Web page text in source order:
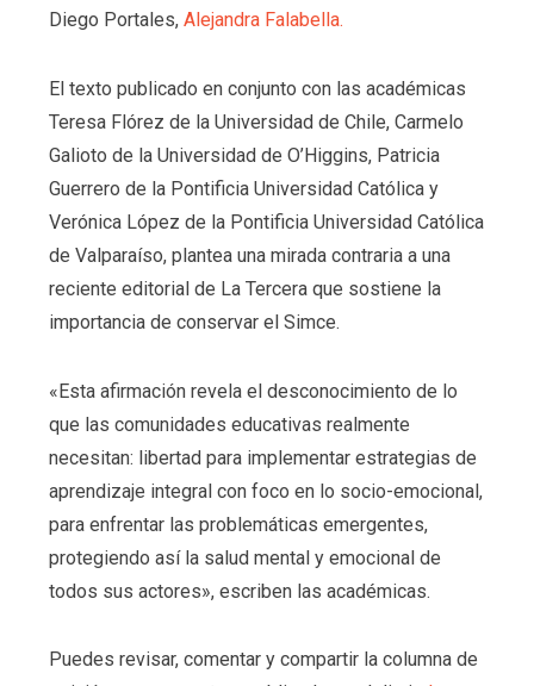
Diego Portales, Alejandra Falabella.
El texto publicado en conjunto con las académicas
Teresa Flórez de la Universidad de Chile, Carmelo
Galioto de la Universidad de O’Higgins, Patricia
Guerrero de la Pontificia Universidad Católica y
Verónica López de la Pontificia Universidad Católica
de Valparaíso, plantea una mirada contraria a una
reciente editorial de La Tercera que sostiene la
importancia de conservar el Simce.
«Esta afirmación revela el desconocimiento de lo
que las comunidades educativas realmente
necesitan: libertad para implementar estrategias de
aprendizaje integral con foco en lo socio-emocional,
para enfrentar las problemáticas emergentes,
protegiendo así la salud mental y emocional de
todos sus actores», escriben las académicas.
Puedes revisar, comentar y compartir la columna de